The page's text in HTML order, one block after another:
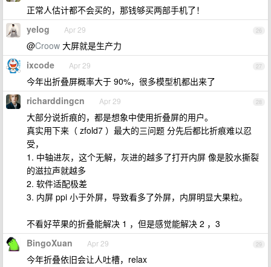
正常人估计都不会买的，那钱够买两部手机了！
26
yelog Apr 29
@Croow 大屏就是生产力
27
ixcode Apr 29
今年出折叠屏概率大于 90%，很多模型机都出来了
28
richarddingcn Apr 29
大部分说折痕的，都是想象中使用折叠屏的用户。
真实用下来（ zfold7 ）最大的三问题 分先后都比折痕难以忍
受，
1. 中轴进灰，这个无解，灰进的越多了打开内屏 像是胶水撕裂
的滋拉声就越多
2. 软件适配极差
3. 内屏 ppi 小于外屏，导致看多了外屏，内屏明显大果粒。
不看好苹果的折叠能解决 1 ，但是感觉能解决 2 ，3
29
BingoXuan Apr 29
今年折叠依旧会让人吐槽，relax